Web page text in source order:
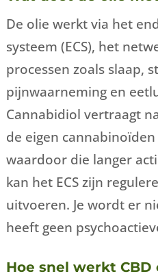
De olie werkt via het
systeem (ECS), het
processen zoals slaap,
pijnwaarneming en
Cannabidiol vertraagt
de eigen
waardoor die langer
kan het ECS zijn
uitvoeren. Je wordt er
heeft geen
Hoe snel werkt CBD